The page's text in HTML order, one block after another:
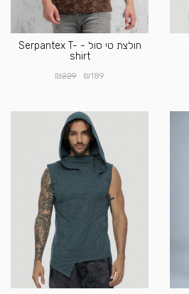
חולצת טי סול - Serpantex T-
shirt
₪189
₪229